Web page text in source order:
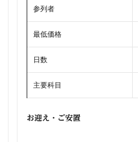
参列者
最低価格
日数
主要科目
お迎え・ご安置